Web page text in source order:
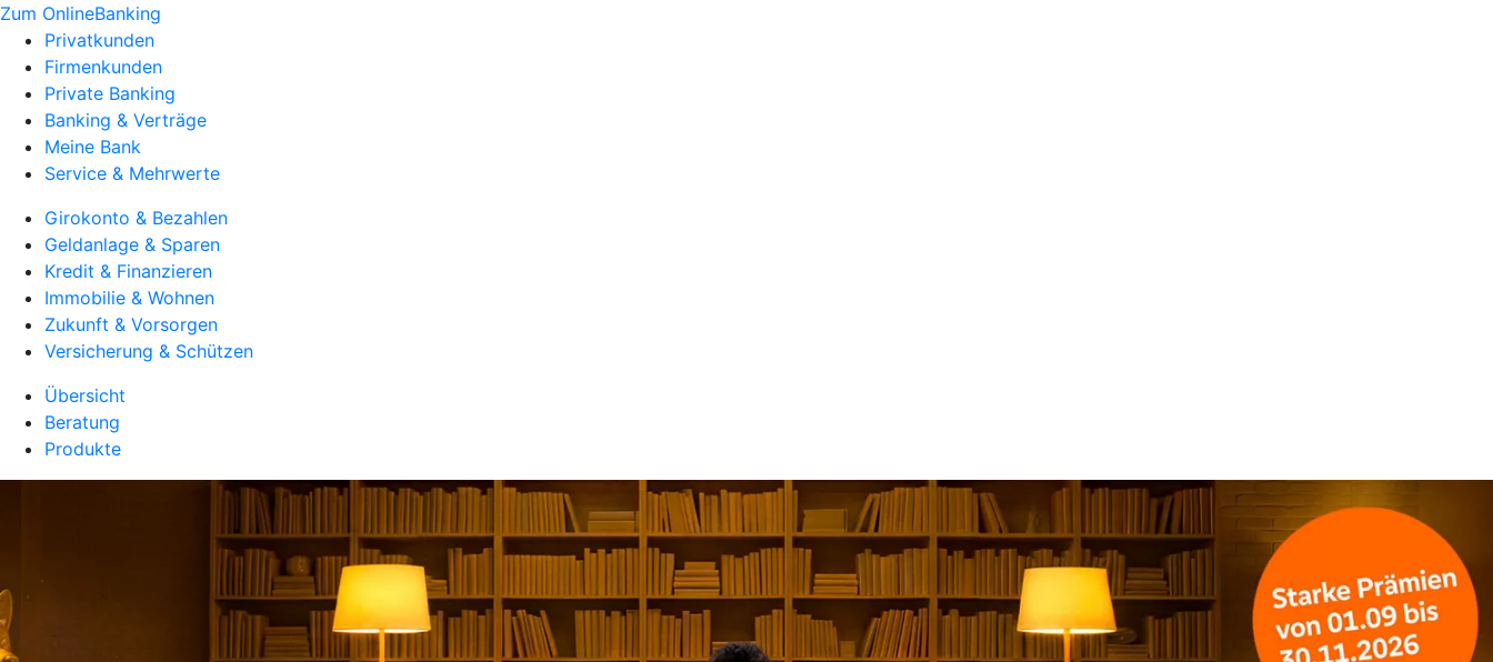
Zum OnlineBanking
Privatkunden
Firmenkunden
Private Banking
Banking & Verträge
Meine Bank
Service & Mehrwerte
Girokonto & Bezahlen
Geldanlage & Sparen
Kredit & Finanzieren
Immobilie & Wohnen
Zukunft & Vorsorgen
Versicherung & Schützen
Übersicht
Beratung
Produkte